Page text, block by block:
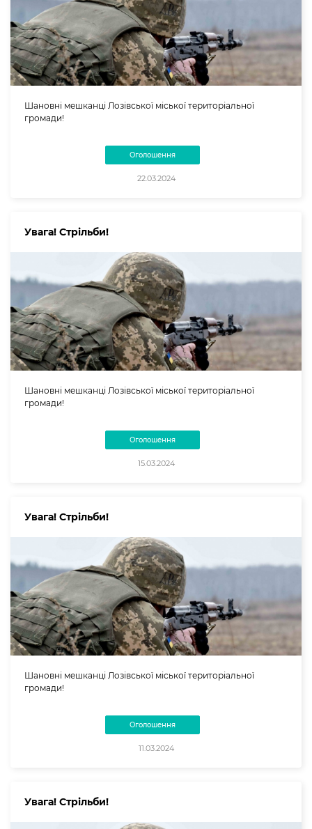
Шановні мешканці Лозівської міської територіальної
громади!
Оголошення
22.03.2024
Увага! Стрільби!
Шановні мешканці Лозівської міської територіальної
громади!
Оголошення
15.03.2024
Увага! Стрільби!
Шановні мешканці Лозівської міської територіальної
громади!
Оголошення
11.03.2024
Увага! Стрільби!